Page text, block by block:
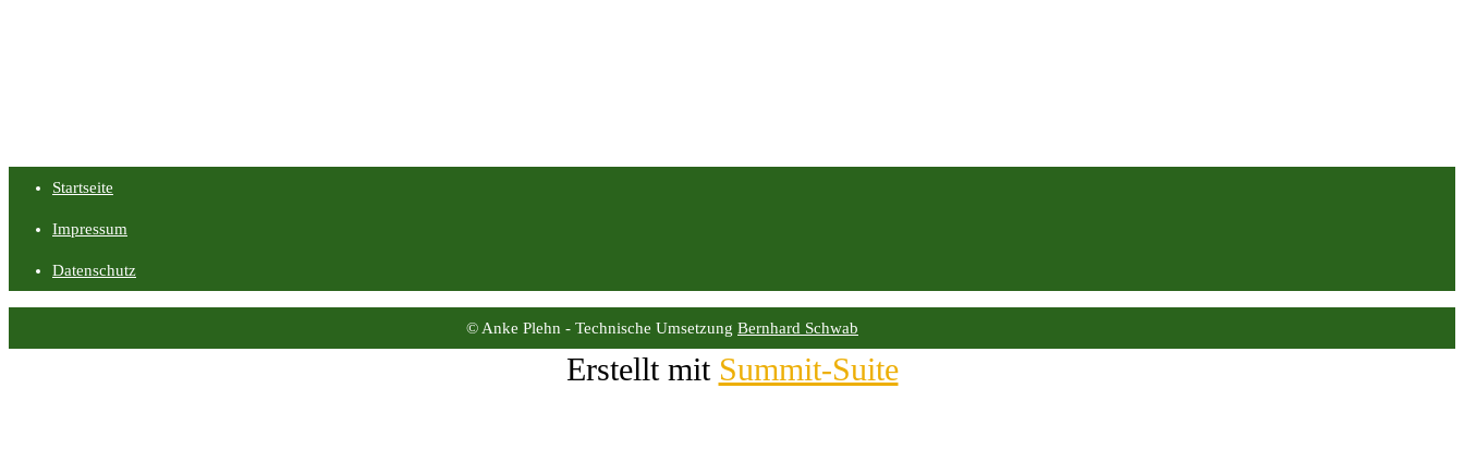
Startseite
Impressum
Datenschutz
© Anke Plehn - Technische Umsetzung Bernhard Schwab
Erstellt mit Summit-Suite